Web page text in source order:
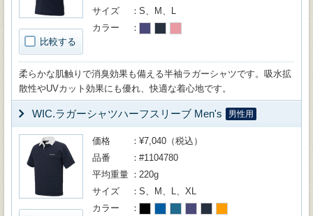
比較する
サイズ
S、M、L
カラー
柔らかな肌触りで消臭効果も備える半袖ラガーシャツです。吸水拡
散性やUVカット効果にも優れ、快適な着心地です。
WIC.ラガーシャツハーフスリーブ Men's 男性用
価格
¥7,040（税込）
品番
#1104780
平均重量
220g
サイズ
S、M、L、XL
カラー